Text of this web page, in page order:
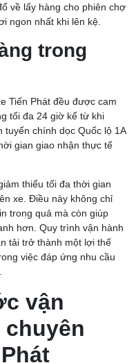
về lấy hàng cho phiên chợ
ngon nhất khi lên kệ.
trong
Tiến Phát đều được cam
tối đa 24 giờ kể từ khi
chính dọc Quốc lộ 1A
gian giao nhận thực tế
thiểu tối đa thời gian
xe. Điều này không chỉ
trong quả mà còn giúp
hơn. Quy trình vận hành
tải trở thành một lợi thế
việc đáp ứng nhu cầu
vận